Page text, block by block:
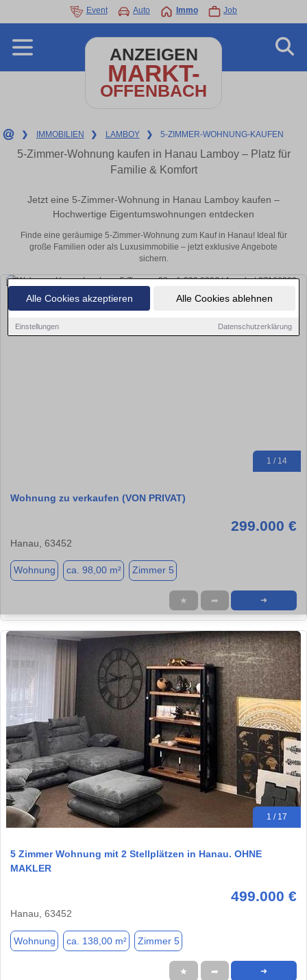
Alle Cookies akzeptieren Alle Cookies ablehnen
Einstellungen Datenschutzerklärung
Event Auto Immo Job
ANZEIGEN
MARKT-
OFFENBACH
❯ IMMOBILIEN ❯ LAMBOY ❯ 5-ZIMMER-WOHNUNG-KAUFEN
5-Zimmer-Wohnung kaufen in Hanau Lamboy – Platz für
Familie & Komfort
Jetzt eine 5-Zimmer-Wohnung in Hanau Lamboy kaufen –
Hochwertige Eigentumswohnungen entdecken
Finde eine geräumige 5-Zimmer-Wohnung zum Kauf in Hanau! Ideal für
große Familien oder als Luxusimmobilie – jetzt exklusive Angebote
sichern.
1 / 14
Wohnung zu verkaufen (VON PRIVAT)
299.000 €
Hanau, 63452
Wohnung ca. 98,00 m² Zimmer 5
★ ➦ ➜
1 / 17
5 Zimmer Wohnung mit 2 Stellplätzen in Hanau. OHNE
MAKLER
499.000 €
Hanau, 63452
Wohnung ca. 138,00 m² Zimmer 5
★ ➦ ➜